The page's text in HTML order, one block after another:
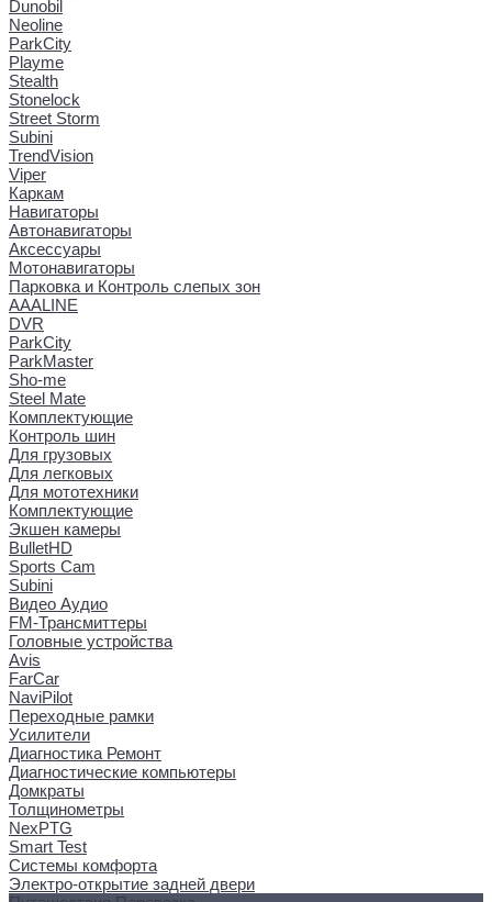
Dunobil
Neoline
ParkCity
Playme
Stealth
Stonelock
Street Storm
Subini
TrendVision
Viper
Каркам
Навигаторы
Автонавигаторы
Аксессуары
Мотонавигаторы
Парковка и Контроль слепых зон
AAALINE
DVR
ParkCity
ParkMaster
Sho-me
Steel Mate
Комплектующие
Контроль шин
Для грузовых
Для легковых
Для мототехники
Комплектующие
Экшен камеры
BulletHD
Sports Cam
Subini
Видео Аудио
FM-Трансмиттеры
Головные устройства
Avis
FarCar
NaviPilot
Переходные рамки
Усилители
Диагностика Ремонт
Диагностические компьютеры
Домкраты
Толщинометры
NexPTG
Smart Test
Системы комфорта
Электро-открытие задней двери